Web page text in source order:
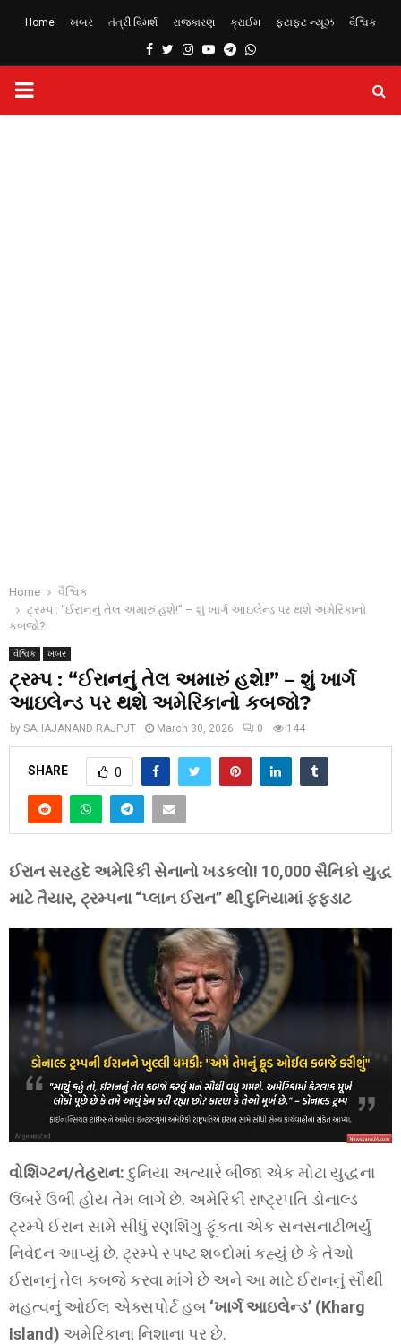
Home ખબર તંત્રી વિમર્શ રાજકારણ ક્રાઈમ ફટાફટ ન્યૂઝ વૈશ્વિક
Facebook
TwitterInstagram
YoutubeTelegram
Whatsapp
PRIMARY
Home
વૈશ્વિક
ટ્રમ્પ : “ઈરાનનું તેલ અમારું હશે!” – શું ખાર્ગ આઇલેન્ડ પર થશે અમેરિકાનો
કબજો?
વૈશ્વિક ખબર
ટ્રમ્પ : “ઈરાનનું તેલ અમારું હશે!” – શું ખાર્ગ
આઇલેન્ડ પર થશે અમેરિકાનો કબજો?
by SAHAJANAND RAJPUT March 30, 2026 0 144
SHARE 0
ઈરાન સરહદે અમેરિકી સેનાનો ખડકલો! 10,000 સૈનિકો યુદ્ધ
માટે તૈયાર, ટ્રમ્પના “પ્લાન ઈરાન” થી દુનિયામાં ફફડાટ
વોશિંગ્ટન/તેહરાન: દુનિયા અત્યારે બીજા એક મોટા યુદ્ધના
ઉંબરે ઉભી હોય તેમ લાગે છે. અમેરિકી રાષ્ટ્રપતિ ડોનાલ્ડ
ટ્રમ્પે ઈરાન સામે સીધું રણશિંગુ ફૂંકતા એક સનસનાટીભર્યું
નિવેદન આપ્યું છે. ટ્રમ્પે સ્પષ્ટ શબ્દોમાં કહ્યું છે કે તેઓ
ઈરાનનું તેલ કબજે કરવા માંગે છે અને આ માટે ઈરાનનું સૌથી
મહત્વનું ઓઈલ એક્સપોર્ટ હબ ‘ખાર્ગ આઇલેન્ડ’ (Kharg
Island) અમેરિકાના નિશાના પર છે.